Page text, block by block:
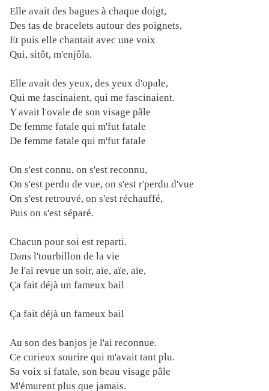
Elle avait des bagues à chaque doigt,
Des tas de bracelets autour des poignets,
Et puis elle chantait avec une voix
Qui, sitôt, m'enjôla.
Elle avait des yeux, des yeux d'opale,
Qui me fascinaient, qui me fascinaient.
Y avait l'ovale de son visage pâle
De femme fatale qui m'fut fatale
De femme fatale qui m'fut fatale
On s'est connu, on s'est reconnu,
On s'est perdu de vue, on s'est r'perdu d'vue
On s'est retrouvé, on s'est réchauffé,
Puis on s'est séparé.
Chacun pour soi est reparti.
Dans l'tourbillon de la vie
Je l'ai revue un soir, aïe, aïe, aïe,
Ça fait déjà un fameux bail
Ça fait déjà un fameux bail
Au son des banjos je l'ai reconnue.
Ce curieux sourire qui m'avait tant plu.
Sa voix si fatale, son beau visage pâle
M'émurent plus que jamais.